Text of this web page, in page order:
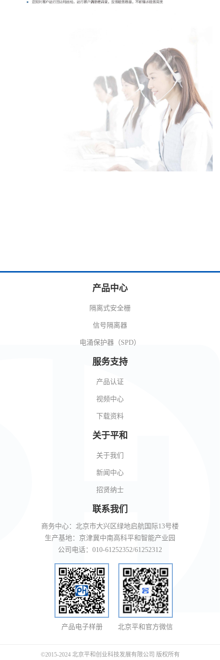
产品中心
隔离式安全栅
信号隔离器
电涌保护器（SPD）
服务支持
产品认证
视频中心
下载资料
关于平和
关于我们
新闻中心
招贤纳士
联系我们
商务中心：北京市大兴区绿地启航国际13号楼
生产基地：京津冀中南高科平和智能产业园
公司电话：010-61252352/61252312
产品电子样册 北京平和官方微信
©2015-2024 北京平和创业科技发展有限公司 版权所有